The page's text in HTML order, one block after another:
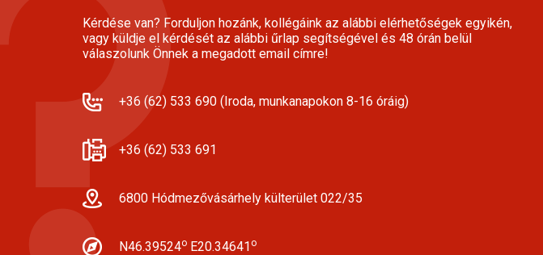
Kérdése van? Forduljon hozánk, kollégáink az alábbi elérhetőségek egyikén,
vagy küldje el kérdését az alábbi űrlap segítségével és 48 órán belül
válaszolunk Önnek a megadott email címre!
+36 (62) 533 690 (Iroda, munkanapokon 8-16 óráig)
+36 (62) 533 691
6800 Hódmezővásárhely külterület 022/35
N46.39524o E20.34641 o